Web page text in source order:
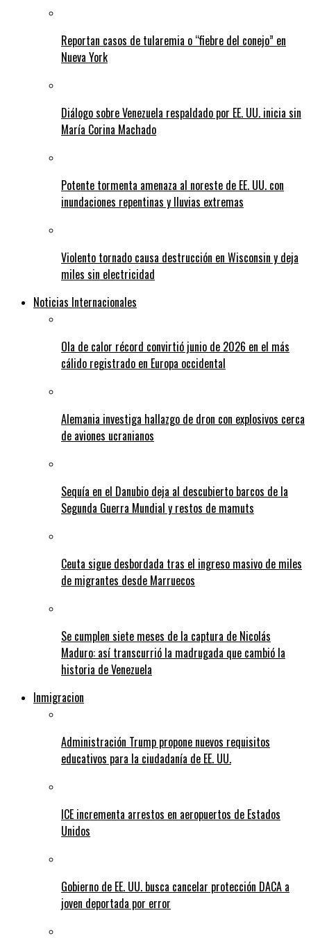
Reportan casos de tularemia o “fiebre del conejo” en
Nueva York
Diálogo sobre Venezuela respaldado por EE. UU. inicia sin
María Corina Machado
Potente tormenta amenaza al noreste de EE. UU. con
inundaciones repentinas y lluvias extremas
Violento tornado causa destrucción en Wisconsin y deja
miles sin electricidad
Noticias Internacionales
Ola de calor récord convirtió junio de 2026 en el más
cálido registrado en Europa occidental
Alemania investiga hallazgo de dron con explosivos cerca
de aviones ucranianos
Sequía en el Danubio deja al descubierto barcos de la
Segunda Guerra Mundial y restos de mamuts
Ceuta sigue desbordada tras el ingreso masivo de miles
de migrantes desde Marruecos
Se cumplen siete meses de la captura de Nicolás
Maduro: así transcurrió la madrugada que cambió la
historia de Venezuela
Inmigracion
Administración Trump propone nuevos requisitos
educativos para la ciudadanía de EE. UU.
ICE incrementa arrestos en aeropuertos de Estados
Unidos
Gobierno de EE. UU. busca cancelar protección DACA a
joven deportada por error